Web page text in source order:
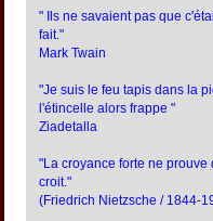
" Ils ne savaient pas que
fait."
Mark Twain
"Je suis le feu tapis dans la
l'étincelle alors frappe "
Ziadetalla
"La croyance forte ne
croit."
(Friedrich Nietzsche / 1844-